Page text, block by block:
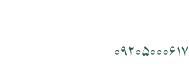
09205000617